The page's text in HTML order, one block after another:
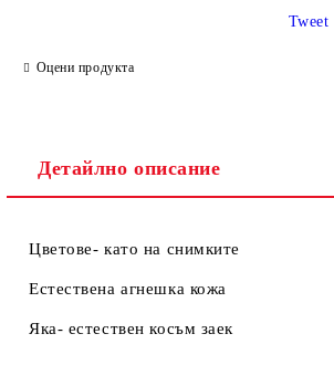
Оцени продукта
Tweet
Детайлно описание
Цветове- като на снимките
Естествена агнешка кожа
Яка- естествен косъм заек